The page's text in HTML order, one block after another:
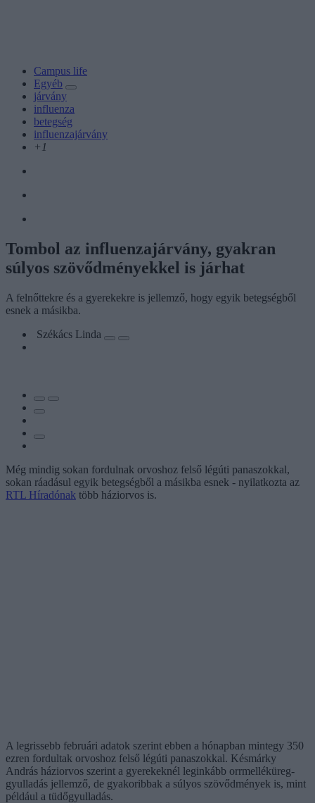
Campus life
Egyéb
járvány
influenza
betegség
influenzajárvány
+1
Tombol az influenzajárvány, gyakran
súlyos szövődményekkel is járhat
A felnőttekre és a gyerekekre is jellemző, hogy egyik betegségből
esnek a másikba.
Székács Linda
Még mindig sokan fordulnak orvoshoz felső légúti panaszokkal,
sokan ráadásul egyik betegségből a másikba esnek - nyilatkozta az
RTL Híradónak több háziorvos is.
A legrissebb februári adatok szerint ebben a hónapban mintegy 350
ezren fordultak orvoshoz felső légúti panaszokkal. Késmárky
András háziorvos szerint a gyerekeknél leginkább orrmelléküreg-
gyulladás jellemző, de gyakoribbak a súlyos szövődmények is, mint
például a tüdőgyulladás.